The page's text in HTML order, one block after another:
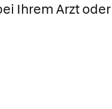
Ihrem Arzt